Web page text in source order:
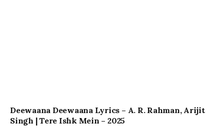
Deewaana Deewaana Lyrics – A. R. Rahman, Arijit
Singh | Tere Ishk Mein – 2025